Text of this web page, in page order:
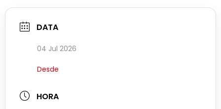
DATA
04 Jul 2026
Desde
HORA